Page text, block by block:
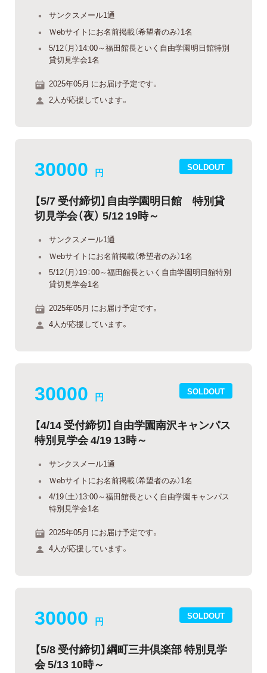
サンクスメール1通
Ｗebサイトにお名前掲載（希望者のみ）1名
5/12（月）14:00～福田館長といく自由学園明日館特別
貸切見学会1名
2025年05月 にお届け予定です。
2人が応援しています。
SOLDOUT
30000 円
【5/7 受付締切】自由学園明日館 特別貸
切見学会（夜） 5/12 19時～
サンクスメール1通
Ｗebサイトにお名前掲載（希望者のみ）1名
5/12（月）19：00～福田館長といく自由学園明日館特別
貸切見学会1名
2025年05月 にお届け予定です。
4人が応援しています。
SOLDOUT
30000 円
【4/14 受付締切】自由学園南沢キャンパス
特別見学会 4/19 13時～
サンクスメール1通
Ｗebサイトにお名前掲載（希望者のみ）1名
4/19（土）13:00～福田館長といく自由学園キャンパス
特別見学会1名
2025年05月 にお届け予定です。
4人が応援しています。
SOLDOUT
30000 円
【5/8 受付締切】綱町三井倶楽部 特別見学
会 5/13 10時～